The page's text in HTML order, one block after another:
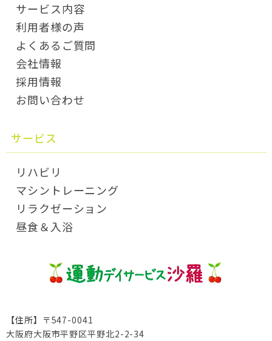
サービス内容
利用者様の声
よくあるご質問
会社情報
採用情報
お問い合わせ
サービス
リハビリ
マシントレーニング
リラクゼーション
昼食＆入浴
【住所】 〒547-0041
大阪府大阪市平野区平野北2-2-34